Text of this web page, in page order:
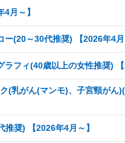
月～】
ー(20～30代推奨) 【2026年4月
ラフィ(40歳以上の女性推奨) 【
(乳がん(マンモ)、子宮頸がん
奨) 【2026年4月～】